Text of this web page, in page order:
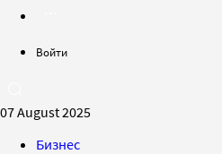
Войти
07 August 2025
Бизнес